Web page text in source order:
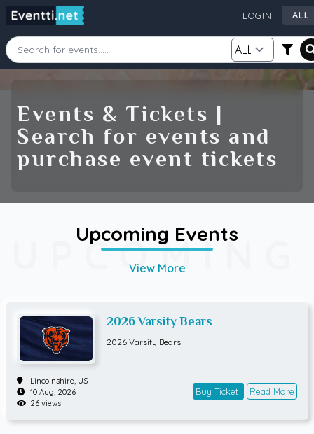
Source
LOGIN
AU
DE
Events & Tickets |
Search for events and
purchase event tickets
UPCOMING
Upcoming Events
View More
2026 Varsity Bears
2026 Varsity Bears
Lincolnshire, US
10 Aug, 2026
26 views
Buy Ticket Read More